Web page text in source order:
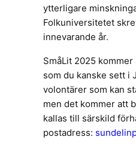
ytterligare
Folkuniversitetet
innevarande år.
SmåLit 2025
som du kanske sett i
volontärer som kan
men det kommer att
kallas till särskild
postadress: